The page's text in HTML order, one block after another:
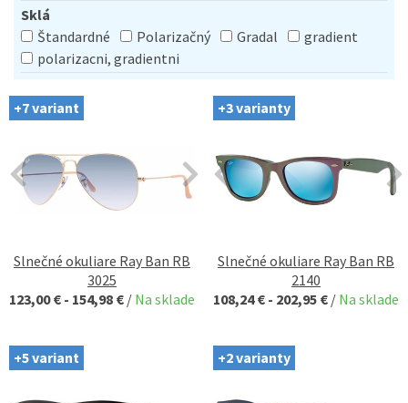
Sklá
Štandardné
Polarizačný Gradal
gradient
polarizacni, gradientni
+7 variant
Slnečné okuliare Ray Ban RB
3025
123,00 € - 154,98 € / Na sklade
+3 varianty
Slnečné okuliare Ray Ban RB
2140
108,24 € - 202,95 € / Na sklade
+5 variant +2 varianty